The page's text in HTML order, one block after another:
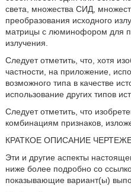
света, множества СИД,
преобразования исходного
матрицы с люминофором для
излучения.
Следует отметить, что, хотя
частности, на приложение,
возможного типа в качестве
использование других типов
Следует отметить, что
комбинациям признаков,
КРАТКОЕ ОПИСАНИЕ
Эти и другие аспекты
ниже более подробно со
показывающие вариант(ы)